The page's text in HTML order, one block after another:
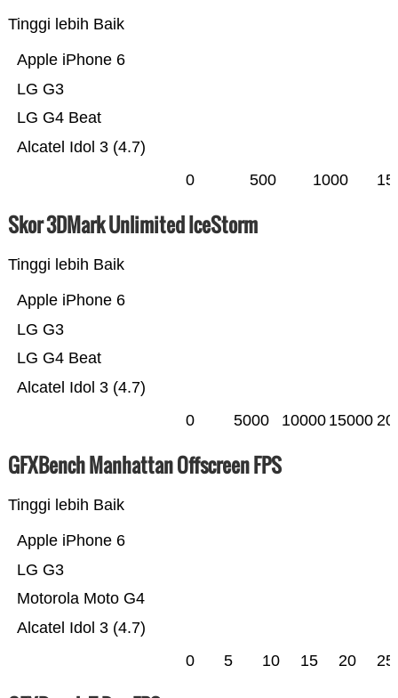
Tinggi lebih Baik
Alcatel Idol 3 (4.7)
LG G4 Beat
LG G3
Apple iPhone 6
0 500 1000
Skor 3DMark Unlimited IceStorm
Tinggi lebih Baik
Alcatel Idol 3 (4.7)
LG G4 Beat
LG G3
Apple iPhone 6
0 5000 10000 15000
GFXBench Manhattan Offscreen FPS
Tinggi lebih Baik
Alcatel Idol 3 (4.7)
Motorola Moto G4
LG G3
Apple iPhone 6
0 5 10 15 20 25